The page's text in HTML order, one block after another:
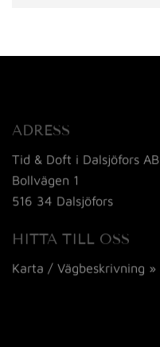
ADRESS
Tid & Doft i Dalsjöfors AB
Bollvägen 1
516 34 Dalsjöfors
HITTA TILL OSS
Karta / Vägbeskrivning »